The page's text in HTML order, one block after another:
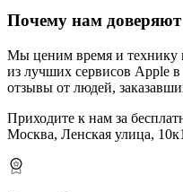
Почему нам доверяют
Мы ценим время и технику
из лучших сервисов Apple
отзывы от людей,
Приходите к нам за
Москва, Ленская улица,